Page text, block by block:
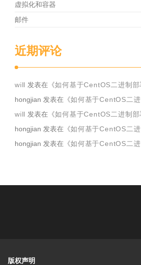
虚拟化和容器
邮件
近期评论
will 发表在《如何基于CentOS二进制
hongjian 发表在《如何基于CentOS二
will 发表在《如何基于CentOS二进制
hongjian 发表在《如何基于CentOS二
hongjian 发表在《如何基于CentOS二
版权声明